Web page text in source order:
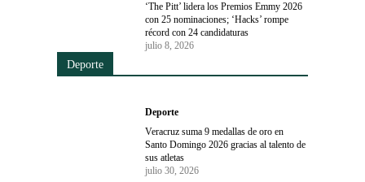
‘The Pitt’ lidera los Premios Emmy 2026
con 25 nominaciones; ‘Hacks’ rompe
récord con 24 candidaturas
julio 8, 2026
Deporte
Deporte
Veracruz suma 9 medallas de oro en
Santo Domingo 2026 gracias al talento de
sus atletas
julio 30, 2026